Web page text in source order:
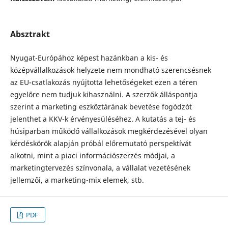
Absztrakt
Nyugat-Európához képest hazánkban a kis- és
középvállalkozások helyzete nem mondható szerencsésnek
az EU-csatlakozás nyújtotta lehetőségeket ezen a téren
egyelőre nem tudjuk kihasználni. A szerzők álláspontja
szerint a marketing eszköztárának bevetése fogódzót
jelenthet a KKV-k érvényesüléséhez. A kutatás a tej- és
húsiparban működő vállalkozások megkérdezésével olyan
kérdéskörök alapján próbál előremutató perspektívát
alkotni, mint a piaci információszerzés módjai, a
marketingtervezés színvonala, a vállalat vezetésének
jellemzői, a marketing-mix elemek, stb.
PDF